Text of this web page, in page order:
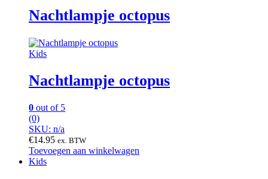
Nachtlampje octopus
Kids
Nachtlampje octopus
0 out of 5
(0)
SKU: n/a
€14.95 ex. BTW
Toevoegen aan winkelwagen
Kids